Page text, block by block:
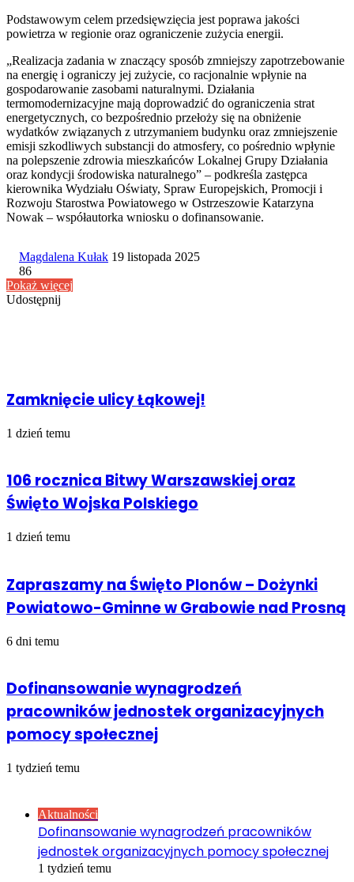
Podstawowym celem przedsięwzięcia jest poprawa jakości
powietrza w regionie oraz ograniczenie zużycia energii.
„Realizacja zadania w znaczący sposób zmniejszy zapotrzebowanie
na energię i ograniczy jej zużycie, co racjonalnie wpłynie na
gospodarowanie zasobami naturalnymi. Działania
termomodernizacyjne mają doprowadzić do ograniczenia strat
energetycznych, co bezpośrednio przełoży się na obniżenie
wydatków związanych z utrzymaniem budynku oraz zmniejszenie
emisji szkodliwych substancji do atmosfery, co pośrednio wpłynie
na polepszenie zdrowia mieszkańców Lokalnej Grupy Działania
oraz kondycji środowiska naturalnego” – podkreśla zastępca
kierownika Wydziału Oświaty, Spraw Europejskich, Promocji i
Rozwoju Starostwa Powiatowego w Ostrzeszowie Katarzyna
Nowak – współautorka wniosku o dofinansowanie.
Magdalena Kułak Send
19 listopada 2025
86
Pokaż więcej
Udostępnij
Zamknięcie ulicy Łąkowej!
1 dzień temu
106 rocznica Bitwy Warszawskiej oraz
Święto Wojska Polskiego
1 dzień temu
Zapraszamy na Święto Plonów – Dożynki
Powiatowo-Gminne w Grabowie nad Prosną
6 dni temu
Dofinansowanie wynagrodzeń
pracowników jednostek organizacyjnych
pomocy społecznej
1 tydzień temu
Aktualności
Dofinansowanie wynagrodzeń pracowników
jednostek organizacyjnych pomocy społecznej
1 tydzień temu